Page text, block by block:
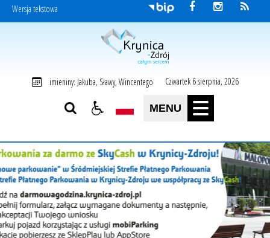
Wersja tekstowa
Miasto i Gmina Uzdrowiskowa Krynica-Zdrój
imieniny: Jakuba, Sławy, Wincentego Czwartek 6 sierpnia, 2026
MENU